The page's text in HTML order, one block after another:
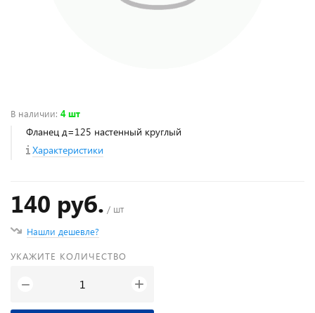
В наличии: 4 шт
Фланец д=125 настенный круглый
Характеристики
140 руб. / шт
Нашли дешевле?
УКАЖИТЕ КОЛИЧЕСТВО
− +